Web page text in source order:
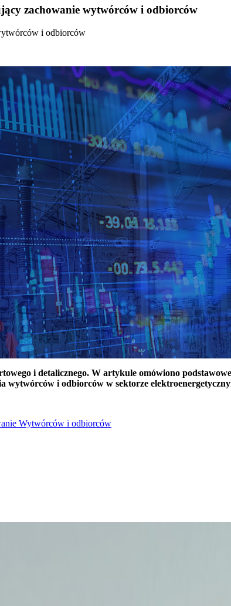
zachowanie wytwórców i odbiorców
i odbiorców
i detalicznego. W artykule omówiono
wytwórców i odbiorców w sektorze
Wytwórców i odbiorców